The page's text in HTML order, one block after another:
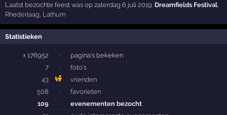
Laatst bezochte feest was op zaterdag 6 juli 2019: Dreamfields Festival
Rhederlaag Lathum
Statistieken
± 176952 ·
pagina's bekeken
7
·
foto's
43
vrienden
508
·
favorieten
109
·
evenementen bezocht